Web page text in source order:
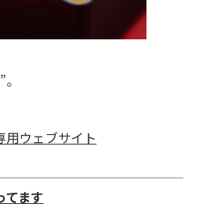
用ウェブサイト
ます